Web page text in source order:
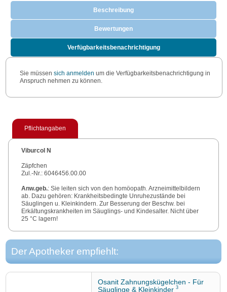
Beschreibung
Bewertungen
Verfügbarkeitsbenachrichtigung
Sie müssen sich anmelden um die Verfügbarkeitsbenachrichtigung in
Anspruch nehmen zu können.
Pflichtangaben
Viburcol N
Zäpfchen
Zul.-Nr.: 6046456.00.00
Anw.geb.: Sie leiten sich von den homöopath. Arzneimittelbildern
ab. Dazu gehören: Krankheitsbedingte Unruhezustände bei
Säuglingen u. Kleinkindern. Zur Besserung der Beschw. bei
Erkältungskrankheiten im Säuglings- und Kindesalter. Nicht über
25 °C lagern!
und fragen Sie Ihre Ärztin, Ihren Arzt oder in Ihrer Apotheke.
Biologische Heilmittel Heel GmbH
Dr.-Reckeweg-Straße 2-476532 Baden-Baden, www.heel.de
Der Apotheker empfiehlt:
Osanit Zahnungskügelchen - Für
Säuglinge & Kleinkinder3